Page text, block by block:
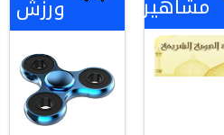
مشاهیر ورزش